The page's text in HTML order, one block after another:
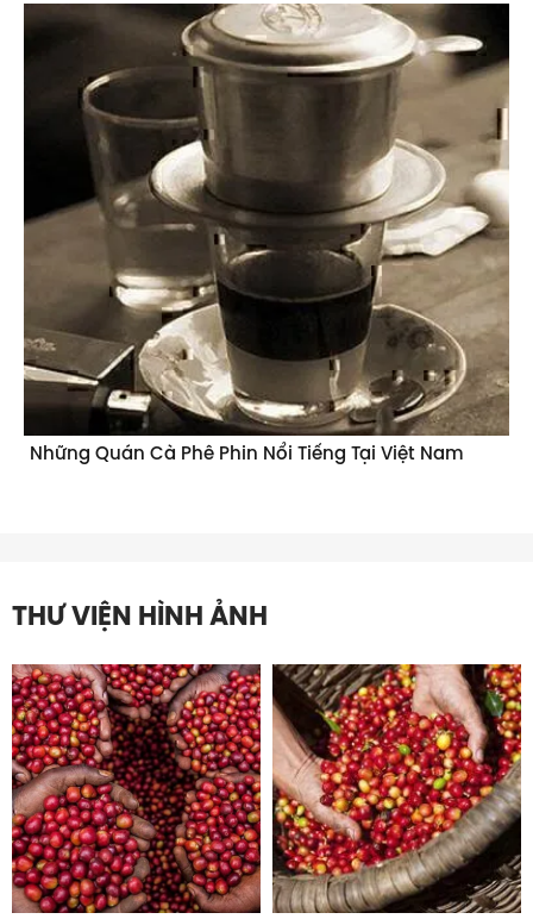
Những Quán Cà Phê Phin Nổi Tiếng Tại Việt Nam
THƯ VIỆN HÌNH ẢNH